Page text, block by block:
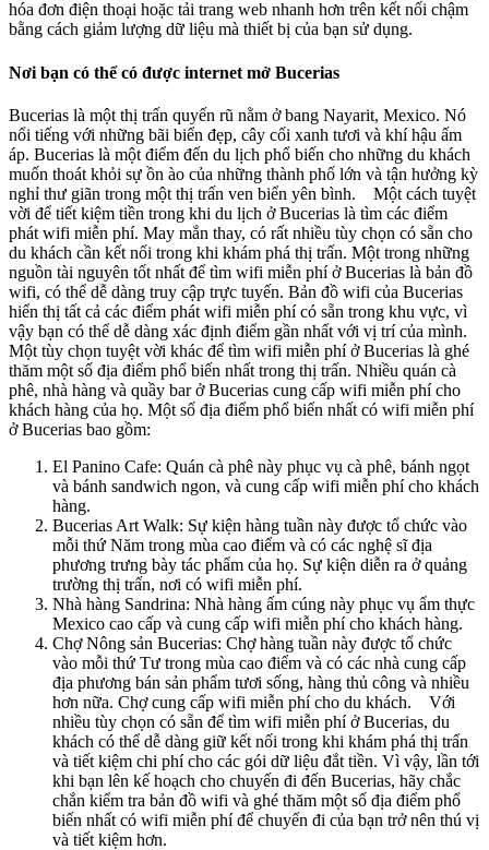
hóa đơn điện thoại hoặc tải trang web nhanh hơn trên kết nối chậm
bằng cách giảm lượng dữ liệu mà thiết bị của bạn sử dụng.
Nơi bạn có thể có được internet mở Bucerias
Bucerias là một thị trấn quyến rũ nằm ở bang Nayarit, Mexico. Nó
nổi tiếng với những bãi biển đẹp, cây cối xanh tươi và khí hậu ấm
áp. Bucerias là một điểm đến du lịch phổ biến cho những du khách
muốn thoát khỏi sự ồn ào của những thành phố lớn và tận hưởng kỳ
nghỉ thư giãn trong một thị trấn ven biển yên bình. Một cách tuyệt
vời để tiết kiệm tiền trong khi du lịch ở Bucerias là tìm các điểm
phát wifi miễn phí. May mắn thay, có rất nhiều tùy chọn có sẵn cho
du khách cần kết nối trong khi khám phá thị trấn. Một trong những
nguồn tài nguyên tốt nhất để tìm wifi miễn phí ở Bucerias là bản đồ
wifi, có thể dễ dàng truy cập trực tuyến. Bản đồ wifi của Bucerias
hiển thị tất cả các điểm phát wifi miễn phí có sẵn trong khu vực, vì
vậy bạn có thể dễ dàng xác định điểm gần nhất với vị trí của mình.
Một tùy chọn tuyệt vời khác để tìm wifi miễn phí ở Bucerias là ghé
thăm một số địa điểm phổ biến nhất trong thị trấn. Nhiều quán cà
phê, nhà hàng và quầy bar ở Bucerias cung cấp wifi miễn phí cho
khách hàng của họ. Một số địa điểm phổ biến nhất có wifi miễn phí
ở Bucerias bao gồm:
El Panino Cafe: Quán cà phê này phục vụ cà phê, bánh ngọt
và bánh sandwich ngon, và cung cấp wifi miễn phí cho khách
hàng.
Bucerias Art Walk: Sự kiện hàng tuần này được tổ chức vào
mỗi thứ Năm trong mùa cao điểm và có các nghệ sĩ địa
phương trưng bày tác phẩm của họ. Sự kiện diễn ra ở quảng
trường thị trấn, nơi có wifi miễn phí.
Nhà hàng Sandrina: Nhà hàng ấm cúng này phục vụ ẩm thực
Mexico cao cấp và cung cấp wifi miễn phí cho khách hàng.
Chợ Nông sản Bucerias: Chợ hàng tuần này được tổ chức
vào mỗi thứ Tư trong mùa cao điểm và có các nhà cung cấp
địa phương bán sản phẩm tươi sống, hàng thủ công và nhiều
hơn nữa. Chợ cung cấp wifi miễn phí cho du khách. Với
nhiều tùy chọn có sẵn để tìm wifi miễn phí ở Bucerias, du
khách có thể dễ dàng giữ kết nối trong khi khám phá thị trấn
và tiết kiệm chi phí cho các gói dữ liệu đắt tiền. Vì vậy, lần tới
khi bạn lên kế hoạch cho chuyến đi đến Bucerias, hãy chắc
chắn kiểm tra bản đồ wifi và ghé thăm một số địa điểm phổ
biến nhất có wifi miễn phí để chuyến đi của bạn trở nên thú vị
và tiết kiệm hơn.